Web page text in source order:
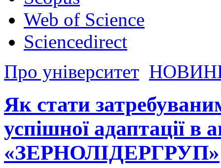
Web of Science
Sciencedirect
Про університет
Як стати
успішної адаптації в
«ЗЕРНОЛІДЕРГРУП»